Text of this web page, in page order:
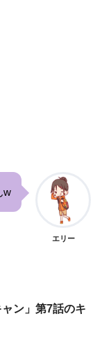
w
エリー
ン」第7話のキ